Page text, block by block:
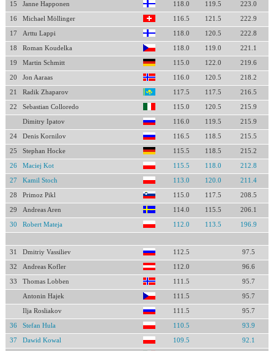
15 Janne Happonen 118.0 119.5 223.0
16 Michael Möllinger 116.5 121.5 222.9
17 Arttu Lappi 118.0 120.5 222.8
18 Roman Koudelka 118.0 119.0 221.1
19 Martin Schmitt 115.0 122.0 219.6
20 Jon Aaraas 116.0 120.5 218.2
21 Radik Zhaparov 117.5 117.5 216.5
22 Sebastian Colloredo 115.0 120.5 215.9
Dimitry Ipatov 116.0 119.5 215.9
24 Denis Kornilov 116.5 118.5 215.5
25 Stephan Hocke 115.5 118.5 215.2
26 Maciej Kot 115.5 118.0 212.8
27 Kamil Stoch 113.0 120.0 211.4
28 Primoz Pikl 115.0 117.5 208.5
29 Andreas Aren 114.0 115.5 206.1
30 Robert Mateja 112.0 113.5 196.9
31 Dmitriy Vassiliev 112.5 97.5
32 Andreas Kofler 112.0 96.6
33 Thomas Lobben 111.5 95.7
Antonin Hajek 111.5 95.7
Ilja Rosliakov 111.5 95.7
36 Stefan Hula 110.5 93.9
37 Dawid Kowal 109.5 92.1